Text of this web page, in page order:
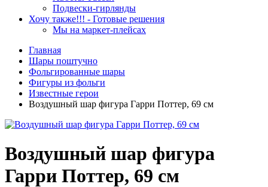
Подвески-гирлянды
Хочу также!!! - Готовые решения
Мы на маркет-плейсах
Главная
Шары поштучно
Фольгированные шары
Фигуры из фольги
Известные герои
Воздушный шар фигура Гарри Поттер, 69 см
Воздушный шар фигура
Гарри Поттер, 69 см